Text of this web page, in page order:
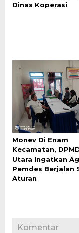
Dinas Koperasi
Monev Di Enam
Kecamatan,
Utara Ingatkan
Pemdes Berjalan
Aturan
Komentar